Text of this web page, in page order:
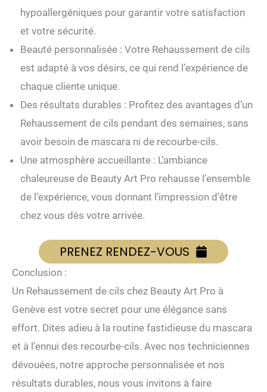
hypoallergéniques pour garantir votre satisfaction
et votre sécurité.
Beauté personnalisée : Votre Rehaussement de cils
est adapté à vos désirs, ce qui rend l’expérience de
chaque cliente unique.
Des résultats durables : Profitez des avantages d’un
Rehaussement de cils pendant des semaines, sans
avoir besoin de mascara ni de recourbe-cils.
Une atmosphère accueillante : L’ambiance
chaleureuse de Beauty Art Pro rehausse l’ensemble
de l’expérience, vous donnant l’impression d’être
chez vous dès votre arrivée.
PRENEZ RENDEZ-VOUS
Conclusion :
Un Rehaussement de cils chez Beauty Art Pro à
Genève est votre secret pour une élégance sans
effort. Dites adieu à la routine fastidieuse du mascara
et à l’ennui des recourbe-cils. Avec nos techniciennes
dévouées, notre approche personnalisée et nos
résultats durables, nous vous invitons à faire